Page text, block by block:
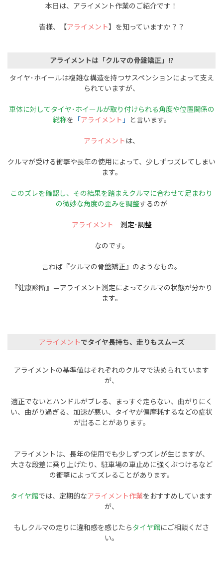
本日は、アライメント作業のご紹介です！
皆様、【アライメント】を知っていますか？？
アライメントは「クルマの骨盤矯正」!?
タイヤ･ホイールは複雑な構造を持つサスペンションによって支え
られていますが、
車体に対してタイヤ･ホイールが取り付けられる角度や位置関係の
総称を 「アライメント 」 と言います。
アライメント は、
クルマが受ける衝撃や長年の使用によって、少しずつズレてしまい
ます。
このズレを確認し、その結果を踏まえクルマに合わせて足まわり
の微妙な角度の歪みを調整するのが
アライメント 測定･調整
なのです。
言わば『クルマの骨盤矯正』のようなもの。
『健康診断』＝アライメント測定によってクルマの状態が分かり
ます。
アライメントでタイヤ長持ち、走りもスムーズ
アライメントの基準値はそれぞれのクルマで決められています
が、
適正でないとハンドルがブレる、まっすぐ走らない、曲がりにく
い、曲がり過ぎる、加速が悪い、タイヤが偏摩耗するなどの症状
が出ることがあります。
アライメントは、長年の使用でも少しずつズレが生じますが、
大きな段差に乗り上げたり、駐車場の車止めに強くぶつけるなど
の衝撃によってズレることがあります。
タイヤ館では、定期的なアライメント作業をおすすめしています
が、
もしクルマの走りに違和感を感じたらタイヤ館にご相談くださ
い。